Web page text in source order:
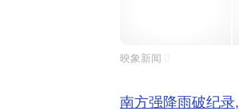
映象新闻
南方强降雨破纪录,